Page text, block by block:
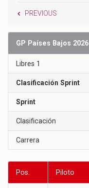
PREVIOUS
GP Países Bajos 2026
Libres 1
Clasificación Sprint
Sprint
Clasificación
Carrera
Pos. Piloto